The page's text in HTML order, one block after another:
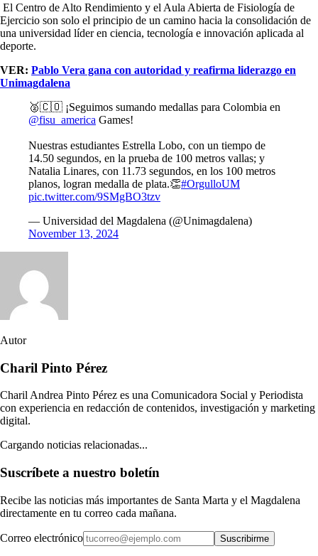
El Centro de Alto Rendimiento y el Aula Abierta de Fisiología de
Ejercicio son solo el principio de un camino hacia la consolidación de
una universidad líder en ciencia, tecnología e innovación aplicada al
deporte.
VER: Pablo Vera gana con autoridad y reafirma liderazgo en
Unimagdalena
🥈🇨🇴 ¡Seguimos sumando medallas para Colombia en
@fisu_america Games!
Nuestras estudiantes Estrella Lobo, con un tiempo de
14.50 segundos, en la prueba de 100 metros vallas; y
Natalia Linares, con 11.73 segundos, en los 100 metros
planos, logran medalla de plata.👏#OrgulloUM
pic.twitter.com/9SMgBO3tzv
— Universidad del Magdalena (@Unimagdalena)
November 13, 2024
Autor
Charil Pinto Pérez
Charil Andrea Pinto Pérez es una Comunicadora Social y Periodista
con experiencia en redacción de contenidos, investigación y marketing
digital.
Cargando noticias relacionadas...
Suscríbete a nuestro boletín
Recibe las noticias más importantes de Santa Marta y el Magdalena
directamente en tu correo cada mañana.
Correo electrónico Suscribirme